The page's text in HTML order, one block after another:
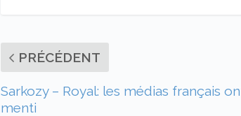
PRÉCÉDENT
Sarkozy – Royal: les médias français
menti